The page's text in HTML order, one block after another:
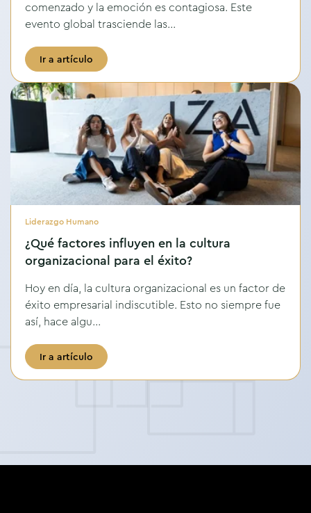
comenzado y la emoción es contagiosa. Este
evento global trasciende las...
Ir a artículo
Liderazgo Humano
¿Qué factores influyen en la cultura
organizacional para el éxito?
Hoy en día, la cultura organizacional es un factor de
éxito empresarial indiscutible. Esto no siempre fue
así, hace algu...
Ir a artículo